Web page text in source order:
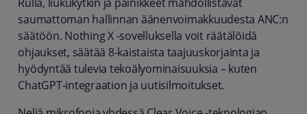
Rulla, liukukytkin ja painikkeet mahdollistavat
saumattoman hallinnan äänenvoimakkuudesta ANC:n
säätöön. Nothing X -sovelluksella voit räätälöidä
ohjaukset, säätää 8-kaistaista taajuuskorjainta ja
hyödyntää tulevia tekoälyominaisuuksia – kuten
ChatGPT-integraation ja uutisilmoitukset.